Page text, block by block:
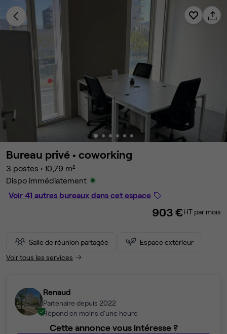
Bureau privé • coworking
3 postes • 10,79 m²
Dispo immédiatement
Voir 41 autres bureaux dans cet espace
903 €HT par mois
Salle de réunion partagée
Espace extérieur
Voir tous les services
Renaud
Partenaire depuis 2022
Répond en moins d'une heure
Cette annonce vous intéresse ?